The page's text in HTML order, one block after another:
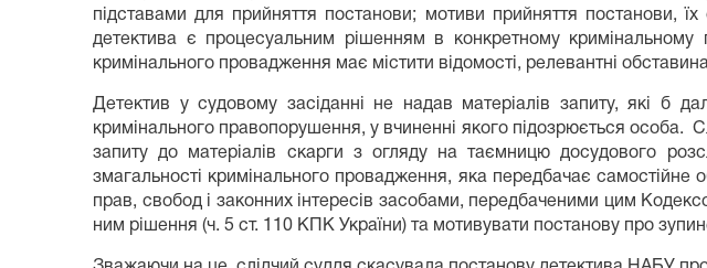
підставами для прийняття постанови; мотиви прийняття постанови,
детектива є процесуальним рішенням в конкретному
кримінального провадження має містити відомості, релевантні
Детектив у судовому засіданні не надав матеріалів запиту, які б
кримінального правопорушення, у вчиненні якого підозрюється особа.
запиту до матеріалів скарги з огляду на таємницю досудового
змагальності кримінального провадження, яка передбачає самостійне
прав, свобод і законних інтересів засобами, передбаченими цим
ним рішення (ч. 5 ст. 110 КПК України) та мотивувати постанову про